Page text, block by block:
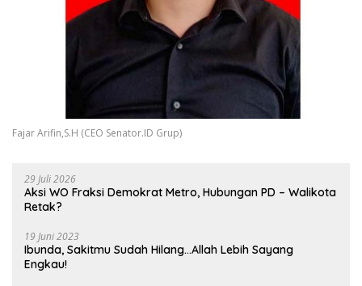
Fajar Arifin,S.H (CEO Senator.ID Grup)
29 Juli 2026
Aksi WO Fraksi Demokrat Metro, Hubungan PD – Walikota
Retak?
19 Juni 2023
Ibunda, Sakitmu Sudah Hilang…Allah Lebih Sayang
Engkau!